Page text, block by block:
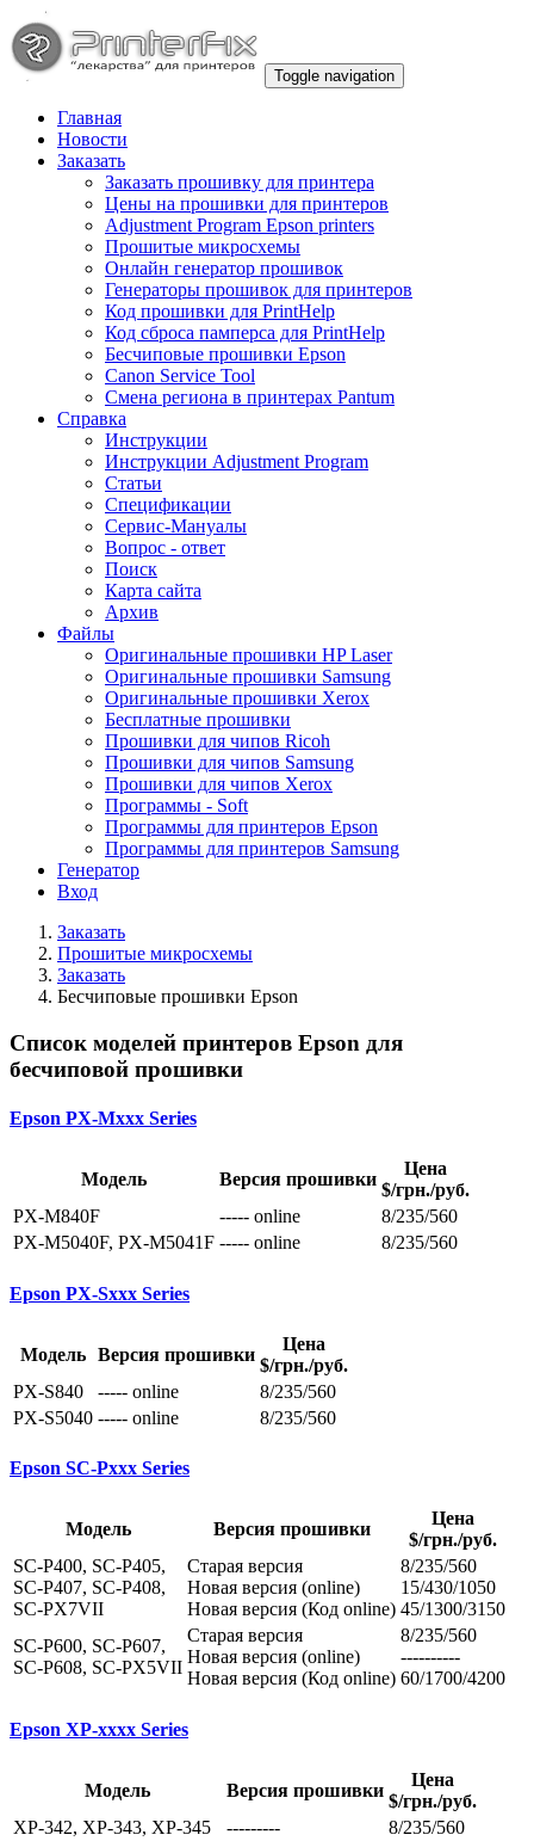
Toggle navigation
Главная
Новости
Заказать
Заказать прошивку для принтера
Цены на прошивки для принтеров
Adjustment Program Epson printers
Прошитые микросхемы
Онлайн генератор прошивок
Генераторы прошивок для принтеров
Код прошивки для PrintHelp
Код сброса памперса для PrintHelp
Беcчиповые прошивки Epson
Canon Service Tool
Смена региона в принтерах Pantum
Справка
Инструкции
Инструкции Adjustment Program
Статьи
Спецификации
Сервис-Мануалы
Вопрос - ответ
Поиск
Карта сайта
Архив
Файлы
Оригинальные прошивки HP Laser
Оригинальные прошивки Samsung
Оригинальные прошивки Xerox
Бесплатные прошивки
Прошивки для чипов Ricoh
Прошивки для чипов Samsung
Прошивки для чипов Xerox
Программы - Soft
Программы для принтеров Epson
Программы для принтеров Samsung
Генератор
Вход
Заказать
Прошитые микросхемы
Заказать
Беcчиповые прошивки Epson
Список моделей принтеров Epson для
бесчиповой прошивки
Epson PX-Mxxx Series
Модель Версия прошивки
Цена
$/грн./руб.
PX-M840F
----- online
8/235/560
PX-M5040F, PX-M5041F ----- online 8/235/560
Epson PX-Sxxx Series
Модель Версия прошивки
Цена
$/грн./руб.
PX-S840
----- online
8/235/560
PX-S5040 ----- online 8/235/560
Epson SC-Pxxx Series
Модель Версия прошивки
Цена
$/грн./руб.
SC-P400, SC-P405,
SC-P407, SC-P408,
SC-PX7VII
Cтарая версия
Новая версия (online)
Новая версия (Код online)
8/235/560
15/430/1050
45/1300/3150
SC-P600, SC-P607,
SC-P608, SC-PX5VII
Cтарая версия
Новая версия (online)
Новая версия (Код online)
8/235/560
----------
60/1700/4200
Epson XP-xxxx Series
Модель Версия прошивки
Цена
$/грн./руб.
XP-342, XP-343, XP-345
---------
8/235/560